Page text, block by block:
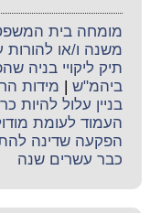
מומחה בית
משנה ו/או
תיק ליקויי בניה
ביהמ"ש
מידות
בניין עלול להיות
העמוד לעומת
הפקעה שדינה
כבר עשרים שנה